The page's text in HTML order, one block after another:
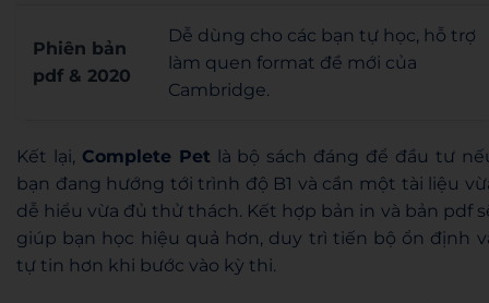
Phiên bản
pdf & 2020
Dễ dùng cho các bạn tự học, hỗ trợ
làm quen format đề mới của
Cambridge.
Kết lại, Complete Pet là bộ sách đáng để đầu tư
bạn đang hướng tới trình độ B1 và cần một tài liệu
dễ hiểu vừa đủ thử thách. Kết hợp bản in và bản pdf
giúp bạn học hiệu quả hơn, duy trì tiến bộ ổn định
tự tin hơn khi bước vào kỳ thi.